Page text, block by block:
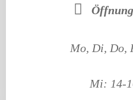
Mo, Di, Do,
Mi: 14-